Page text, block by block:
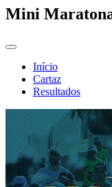
Mini
Início
Cartaz
Resultados